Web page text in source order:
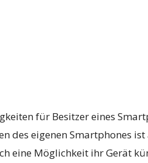
für Besitzer eines
des eigenen Smartphones
eine Möglichkeit ihr Gerät